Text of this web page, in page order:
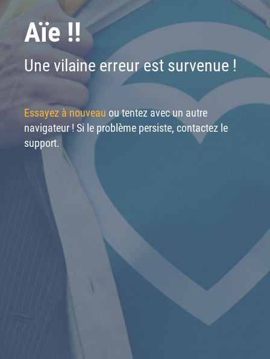
Aïe !!
Une vilaine erreur est survenue !
Essayez à nouveau ou tentez avec un autre
navigateur ! Si le problème persiste, contactez le
support.